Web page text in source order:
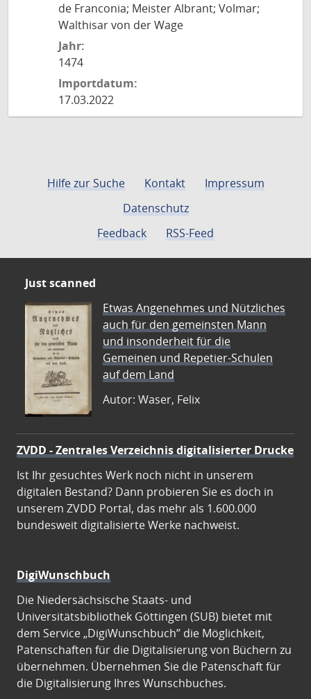
de Franconia; Meister Albrant; Volmar;
Walthisar von der Wage
Jahr:
1474
Importdatum:
17.03.2022
Hilfe zur Suche Kontakt
Impressum
Datenschutz
Feedback
RSS-Feed
Just scanned
Etwas Angenehmes und Nützliches
auch für den gemeinsten Mann
und insonderheit für die
Gemeinen und Repetier-Schulen
auf dem Land
Autor: Waser, Felix
ZVDD - Zentrales Verzeichnis digitalisierter Drucke
Ist Ihr gesuchtes Werk noch nicht in unserem
digitalen Bestand? Dann probieren Sie es doch in
unserem ZVDD Portal, das mehr als 1.600.000
bundesweit digitalisierte Werke nachweist.
DigiWunschbuch
Die Niedersächsische Staats- und
Universitätsbibliothek Göttingen (SUB) bietet mit
dem Service „DigiWunschbuch” die Möglichkeit,
Patenschaften für die Digitalisierung von Büchern zu
übernehmen. Übernehmen Sie die Patenschaft für
die Digitalisierung Ihres Wunschbuches.